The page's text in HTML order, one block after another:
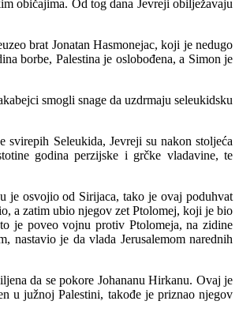
običajima. Od tog dana Jevreji obilježavaju
brat Jonatan Hasmonejac, koji je nedugo
borbe, Palestina je oslobođena, a Simon je
smogli snage da uzdrmaju seleukidsku
Seleukida, Jevreji su nakon stoljeća
godina perzijske i grčke vladavine, te
je osvojio od Sirijaca, tako je ovaj poduhvat
a zatim ubio njegov zet Ptolomej, koji je bio
je poveo vojnu protiv Ptolomeja, na zidine
nastavio je da vlada Jerusalemom narednih
da se pokore Johananu Hirkanu. Ovaj je
u južnoj Palestini, takođe je priznao njegov